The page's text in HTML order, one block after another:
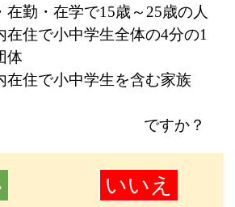
在勤・在学で15歳～25歳の人
在住で小中学生全体の4分の1
体
在住で小中学生を含む家族
か？
いいえ